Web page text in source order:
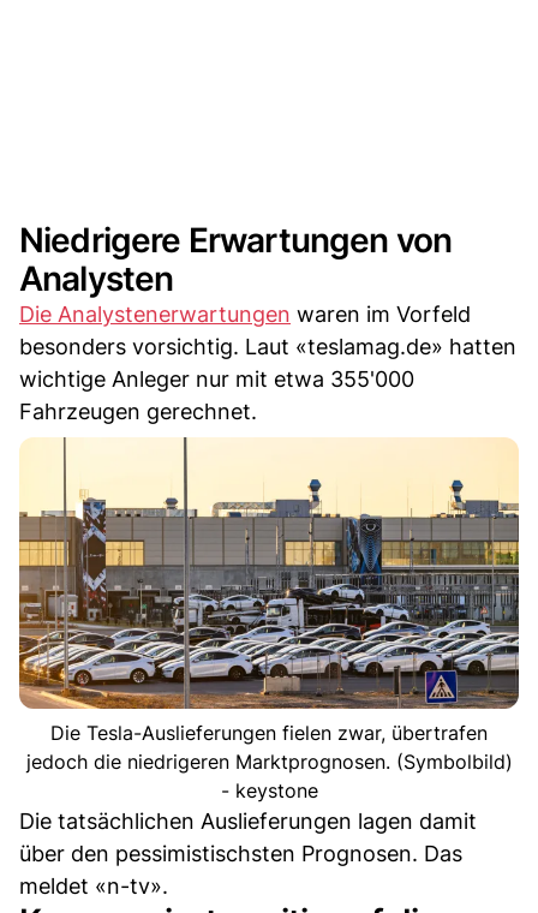
Niedrigere Erwartungen von
Analysten
Die Analystenerwartungen waren im Vorfeld
besonders vorsichtig. Laut «teslamag.de» hatten
wichtige Anleger nur mit etwa 355'000
Fahrzeugen gerechnet.
Die Tesla-Auslieferungen fielen zwar, übertrafen
jedoch die niedrigeren Marktprognosen. (Symbolbild)
- keystone
Die tatsächlichen Auslieferungen lagen damit
über den pessimistischsten Prognosen. Das
meldet «n-tv».